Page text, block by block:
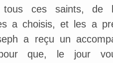
ces saints, de
a choisis, et les a
a reçu un
que, le jour